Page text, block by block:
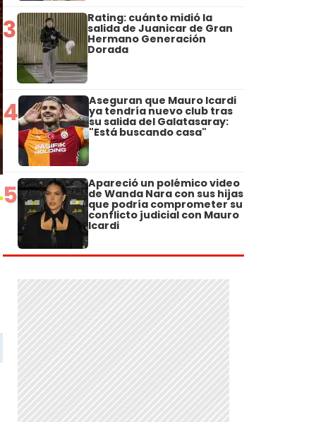
3 Rating: cuánto midió la
salida de Juanicar de Gran
Hermano Generación
Dorada
4 Aseguran que Mauro Icardi
ya tendría nuevo club tras
su salida del Galatasaray:
"Está buscando casa"
5 Apareció un polémico video
de Wanda Nara con sus hijas
que podría comprometer su
conflicto judicial con Mauro
Icardi